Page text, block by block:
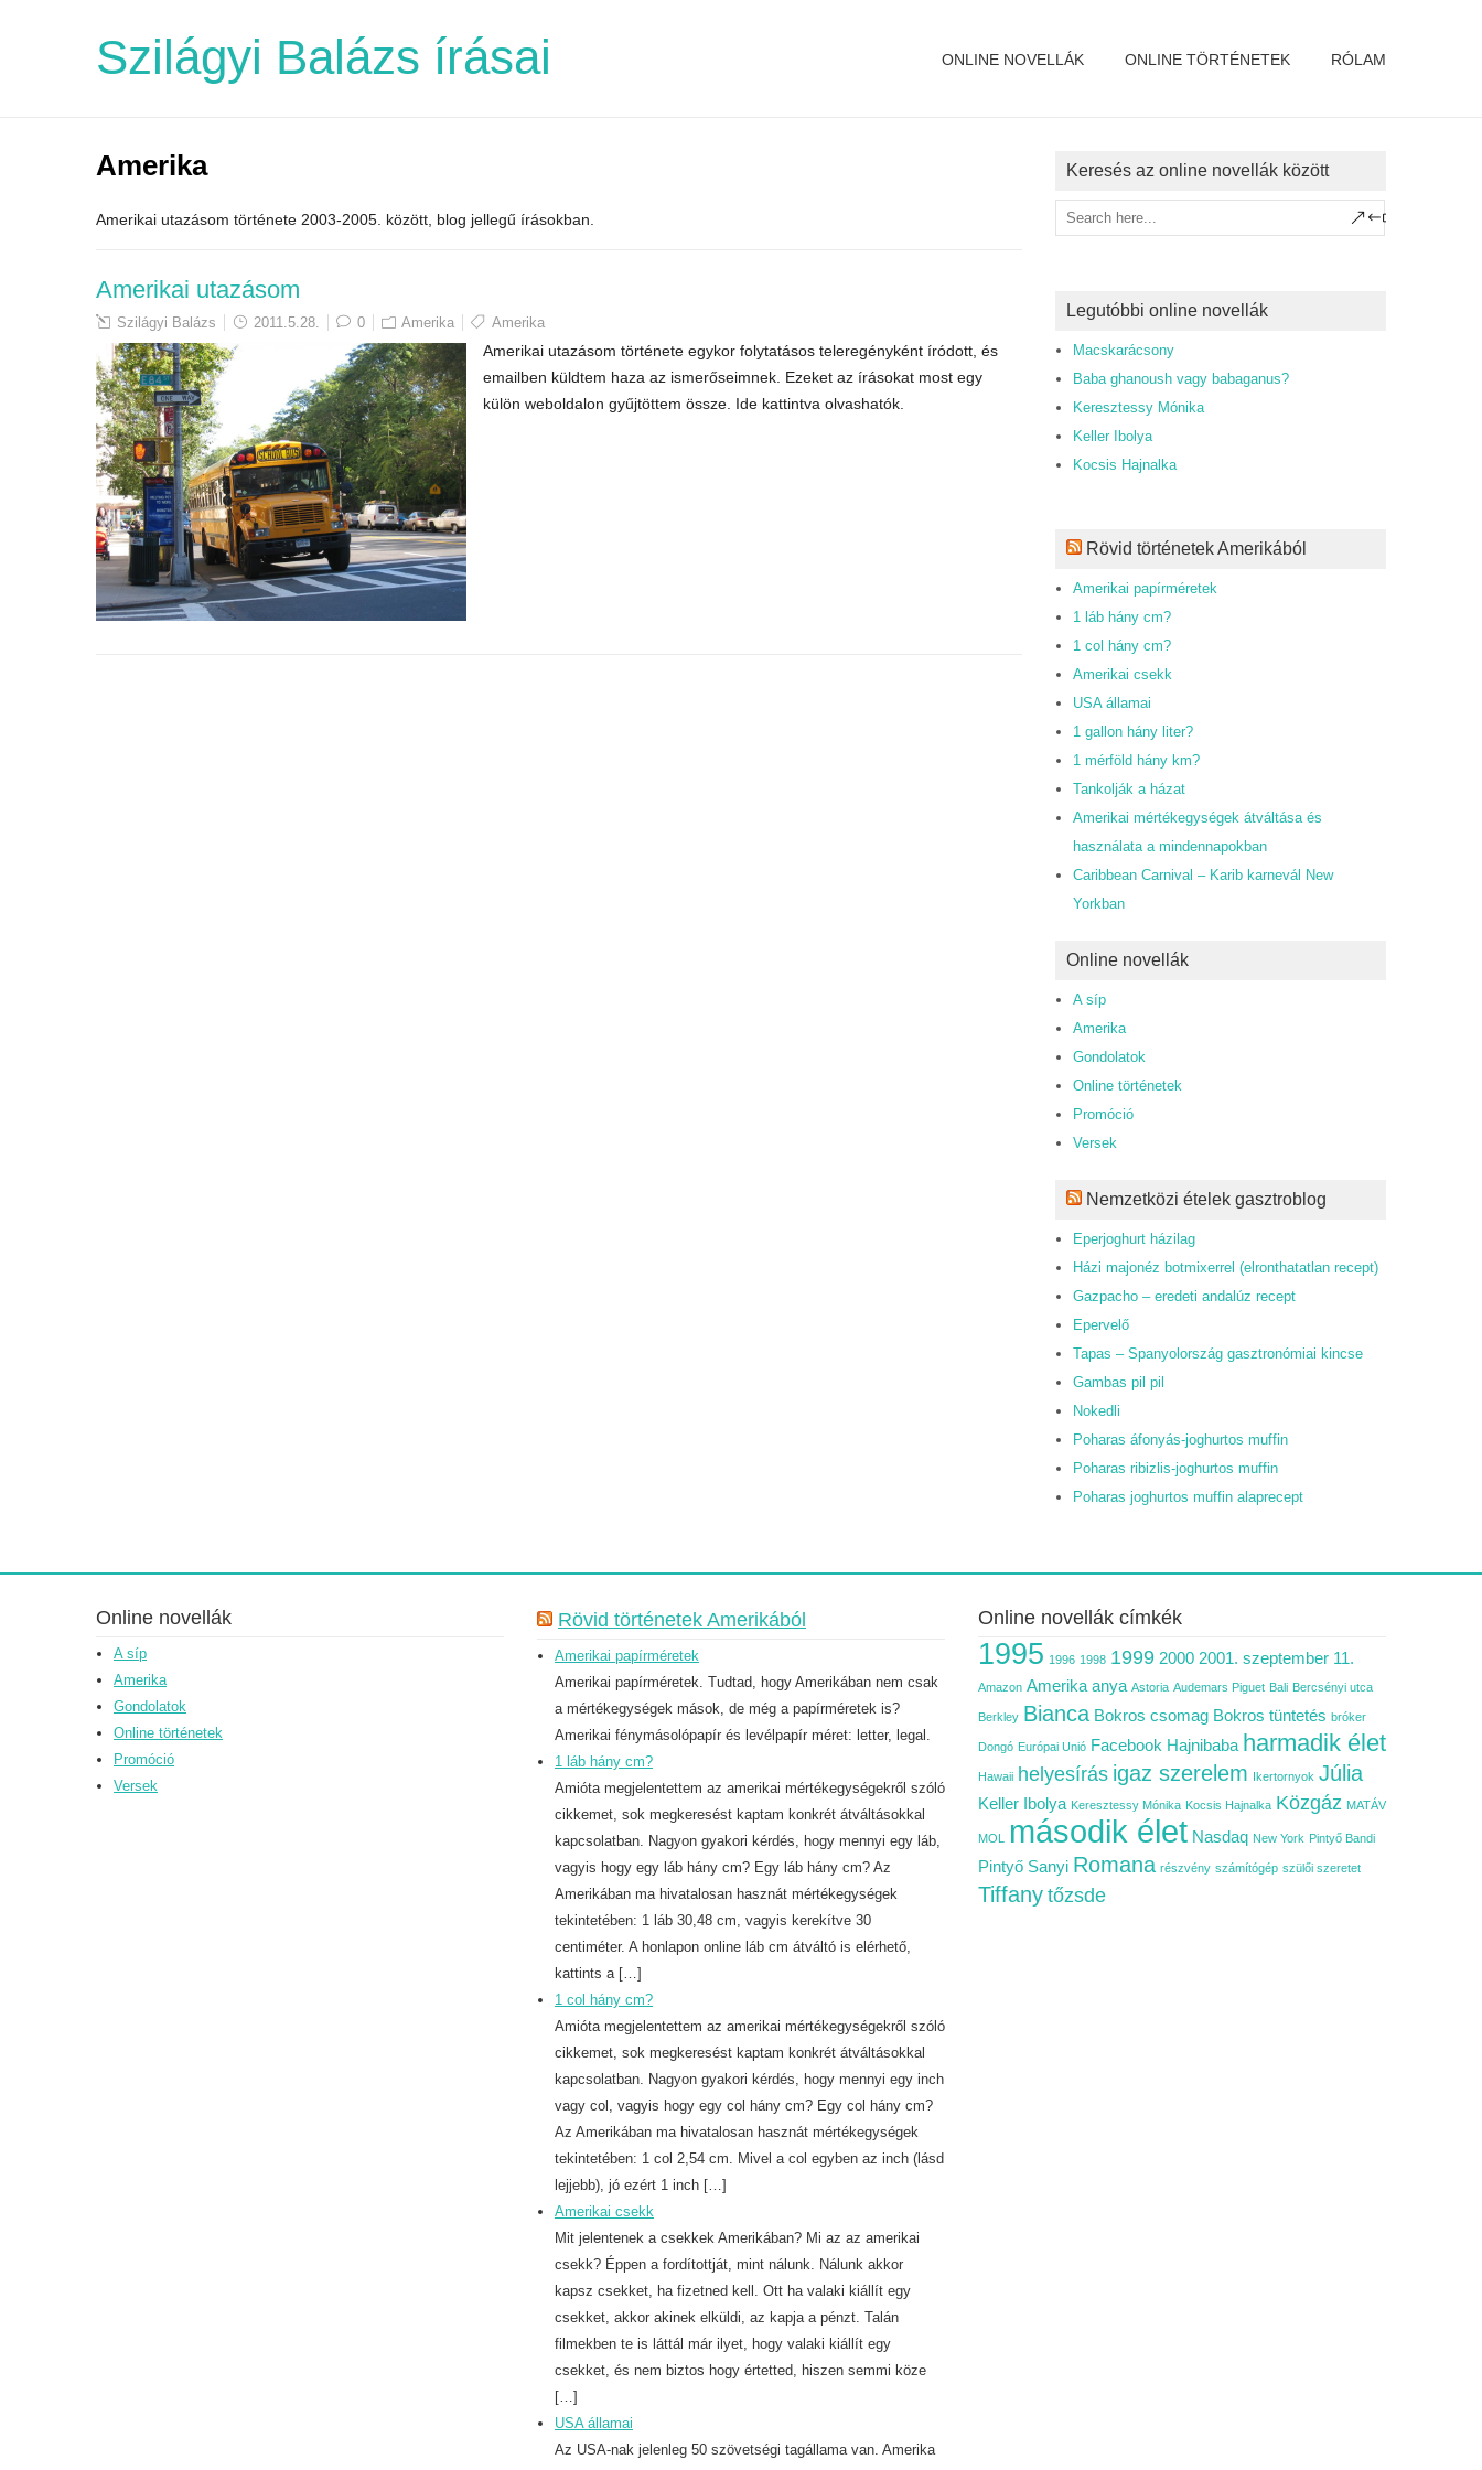
Szilágyi Balázs írásai ONLINE NOVELLÁK ONLINE TÖRTÉNETEK RÓLAM
Amerika
Amerikai utazásom története 2003-2005. között, blog jellegű írásokban.
Amerikai utazásom
Szilágyi Balázs 2011.5.28. 0 Amerika Amerika
Amerikai utazásom története egykor folytatásos teleregényként íródott, és
emailben küldtem haza az ismerőseimnek. Ezeket az írásokat most egy
külön weboldalon gyűjtöttem össze. Ide kattintva olvashatók.
Keresés az online novellák között
Legutóbbi online novellák
Macskarácsony
Baba ghanoush vagy babaganus?
Keresztessy Mónika
Keller Ibolya
Kocsis Hajnalka
Rövid történetek Amerikából
Amerikai papírméretek
1 láb hány cm?
1 col hány cm?
Amerikai csekk
USA államai
1 gallon hány liter?
1 mérföld hány km?
Tankolják a házat
Amerikai mértékegységek átváltása és
használata a mindennapokban
Caribbean Carnival – Karib karnevál New
Yorkban
Online novellák
A síp
Amerika
Gondolatok
Online történetek
Promóció
Versek
Nemzetközi ételek gasztroblog
Eperjoghurt házilag
Házi majonéz botmixerrel (elronthatatlan recept)
Gazpacho – eredeti andalúz recept
Epervelő
Tapas – Spanyolország gasztronómiai kincse
Gambas pil pil
Nokedli
Poharas áfonyás-joghurtos muffin
Poharas ribizlis-joghurtos muffin
Poharas joghurtos muffin alaprecept
Online novellák
A síp
Amerika
Gondolatok
Online történetek
Promóció
Versek
Rövid történetek Amerikából
Amerikai papírméretek
Amerikai papírméretek. Tudtad, hogy Amerikában nem csak
a mértékegységek mások, de még a papírméretek is?
Amerikai fénymásolópapír és levélpapír méret: letter, legal.
1 láb hány cm?
Amióta megjelentettem az amerikai mértékegységekről szóló
cikkemet, sok megkeresést kaptam konkrét átváltásokkal
kapcsolatban. Nagyon gyakori kérdés, hogy mennyi egy láb,
vagyis hogy egy láb hány cm? Egy láb hány cm? Az
Amerikában ma hivatalosan hasznát mértékegységek
tekintetében: 1 láb 30,48 cm, vagyis kerekítve 30
centiméter. A honlapon online láb cm átváltó is elérhető,
kattints a […]
1 col hány cm?
Amióta megjelentettem az amerikai mértékegységekről szóló
cikkemet, sok megkeresést kaptam konkrét átváltásokkal
kapcsolatban. Nagyon gyakori kérdés, hogy mennyi egy inch
vagy col, vagyis hogy egy col hány cm? Egy col hány cm?
Az Amerikában ma hivatalosan hasznát mértékegységek
tekintetében: 1 col 2,54 cm. Mivel a col egyben az inch (lásd
lejjebb), jó ezért 1 inch […]
Amerikai csekk
Mit jelentenek a csekkek Amerikában? Mi az az amerikai
csekk? Éppen a fordítottját, mint nálunk. Nálunk akkor
kapsz csekket, ha fizetned kell. Ott ha valaki kiállít egy
csekket, akkor akinek elküldi, az kapja a pénzt. Talán
filmekben te is láttál már ilyet, hogy valaki kiállít egy
csekket, és nem biztos hogy értetted, hiszen semmi köze
[…]
USA államai
Az USA-nak jelenleg 50 szövetségi tagállama van. Amerika
Online novellák címkék
1995 1996 1998 1999 2000 2001. szeptember 11.
Amazon Amerika anya Astoria Audemars Piguet Bali Bercsényi utca
Berkley Bianca Bokros csomag Bokros tüntetés bróker
Dongó Európai Unió Facebook Hajnibaba harmadik élet
Hawaii helyesírás igaz szerelem Ikertornyok Júlia
Keller Ibolya Keresztessy Mónika Kocsis Hajnalka Közgáz MATÁV
MOL második élet Nasdaq New York Pintyő Bandi
Pintyő Sanyi Romana részvény számítógép szülői szeretet
Tiffany tőzsde